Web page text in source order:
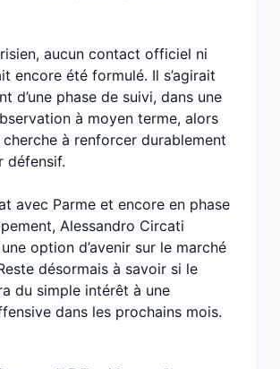
aucun contact officiel ni
encore été formulé. Il s’agirait
d’une phase de suivi, dans une
à moyen terme, alors
à renforcer durablement
défensif.
avec Parme et encore en phase
Alessandro Circati
option d’avenir sur le marché
désormais à savoir si le
du simple intérêt à une
dans les prochains mois.